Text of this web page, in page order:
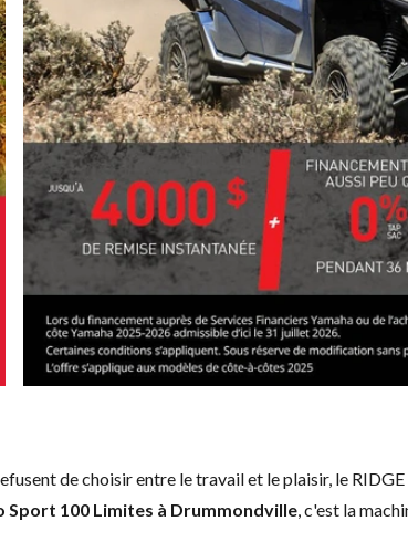
de choisir entre le travail et le plaisir, le
Sport 100 Limites à Drummondville, c'est la